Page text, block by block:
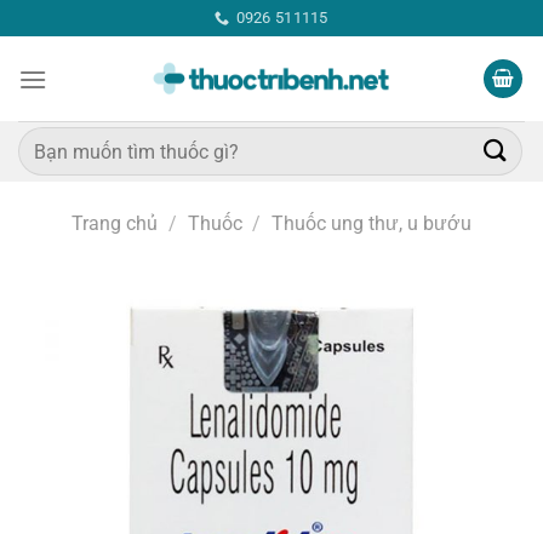
qua
nội
0926 511115
Tìm
kiếm:
Trang chủ / Thuốc / Thuốc ung thư, u bướu